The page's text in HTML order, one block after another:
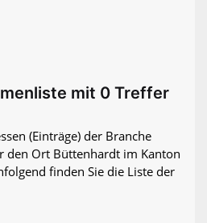
mit 0 Treffer
(Einträge) der Branche
den Ort Büttenhardt im Kanton
finden Sie die Liste der